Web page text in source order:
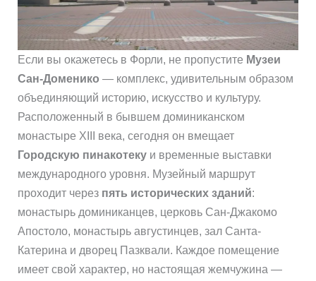
Если вы окажетесь в Форли, не пропустите Музеи
Сан-Доменико — комплекс, удивительным образом
объединяющий историю, искусство и культуру.
Расположенный в бывшем доминиканском
монастыре XIII века, сегодня он вмещает
Городскую пинакотекуи временные выставки
международного уровня. Музейный маршрут
проходит через пять исторических зданий:
монастырь доминиканцев, церковь Сан-Джакомо
Апостоло, монастырь августинцев, зал Санта-
Катерина и дворец Пазквали. Каждое помещение
имеет свой характер, но настоящая жемчужина —